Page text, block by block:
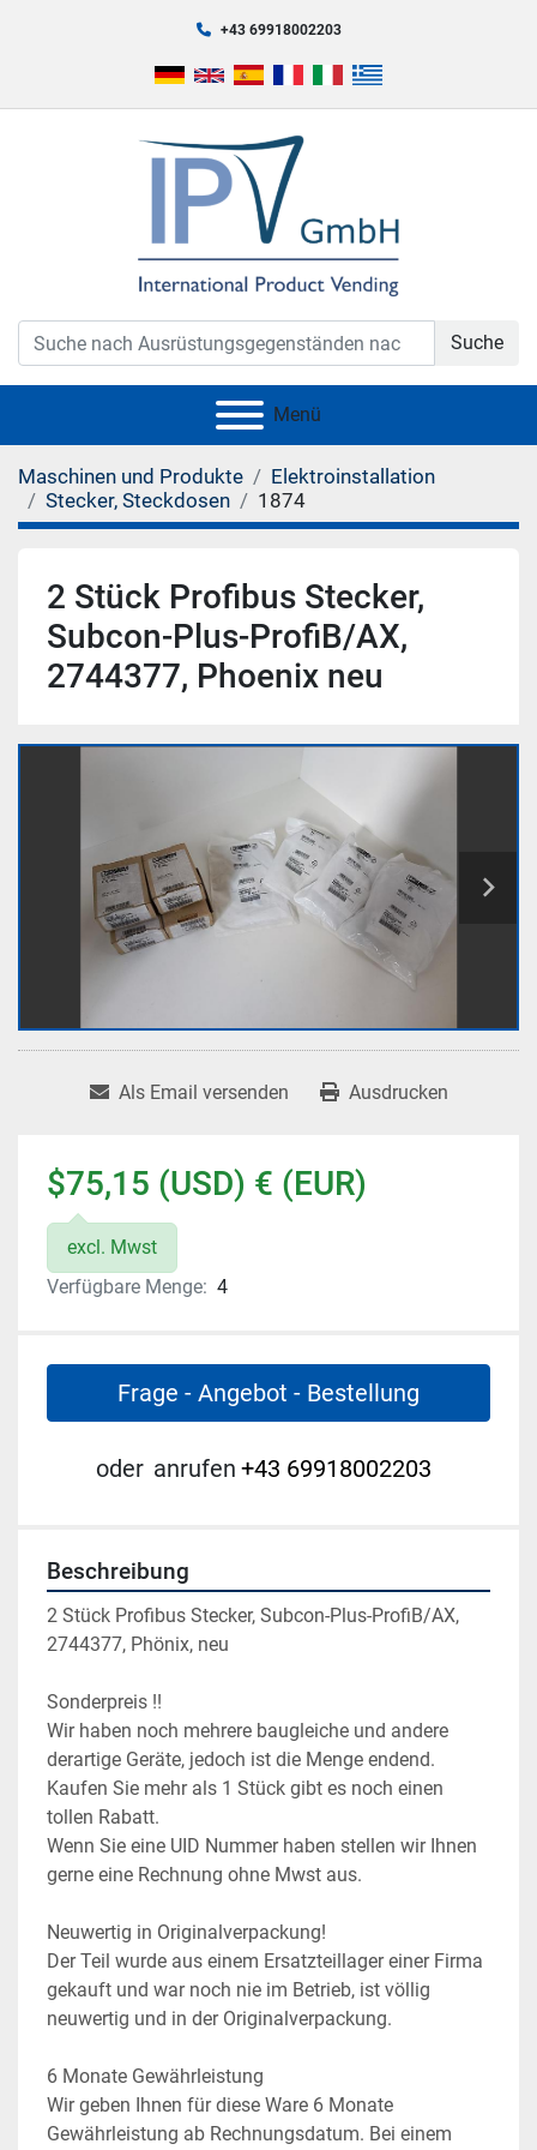
+43 69918002203
Suche
Menü
Maschinen und Produkte
Elektroinstallation
Stecker, Steckdosen
1874
2 Stück Profibus Stecker,
Subcon-Plus-ProfiB/AX,
2744377, Phoenix neu
Als Email versenden Ausdrucken
$75,15 (USD) € (EUR)
excl. Mwst
Verfügbare Menge: 4
Frage - Angebot - Bestellung
oder anrufen +43 69918002203
Beschreibung
2 Stück Profibus Stecker, Subcon-Plus-ProfiB/AX,
2744377, Phönix, neu
Sonderpreis !!
Wir haben noch mehrere baugleiche und andere
derartige Geräte, jedoch ist die Menge endend.
Kaufen Sie mehr als 1 Stück gibt es noch einen
tollen Rabatt.
Wenn Sie eine UID Nummer haben stellen wir Ihnen
gerne eine Rechnung ohne Mwst aus.
Neuwertig in Originalverpackung!
Der Teil wurde aus einem Ersatzteillager einer Firma
gekauft und war noch nie im Betrieb, ist völlig
neuwertig und in der Originalverpackung.
6 Monate Gewährleistung
Wir geben Ihnen für diese Ware 6 Monate
Gewährleistung ab Rechnungsdatum. Bei einem